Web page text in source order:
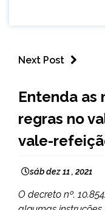
Next Post
NOTÍCIAS
Entenda as
regras no
vale-
sáb dez 11 , 2021
O decreto nº.